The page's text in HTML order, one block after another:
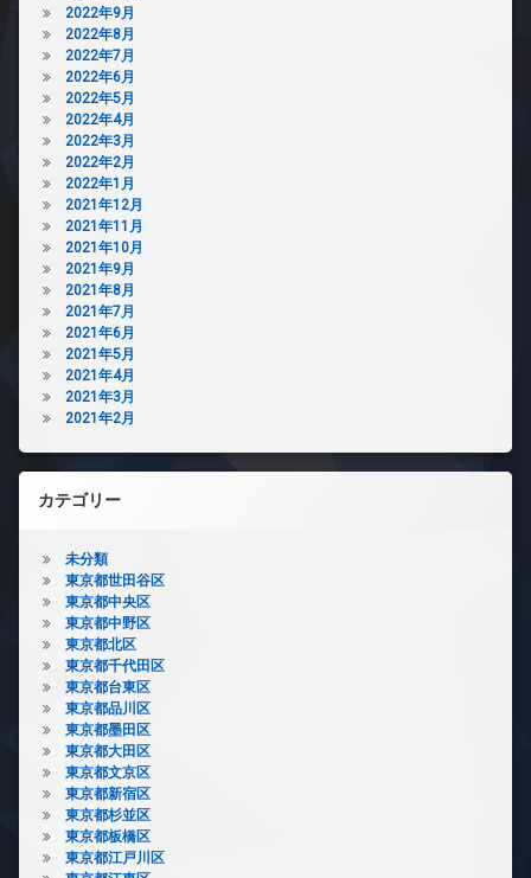
2022年9月
2022年8月
2022年7月
2022年6月
2022年5月
2022年4月
2022年3月
2022年2月
2022年1月
2021年12月
2021年11月
2021年10月
2021年9月
2021年8月
2021年7月
2021年6月
2021年5月
2021年4月
2021年3月
2021年2月
カテゴリー
未分類
東京都世田谷区
東京都中央区
東京都中野区
東京都北区
東京都千代田区
東京都台東区
東京都品川区
東京都墨田区
東京都大田区
東京都文京区
東京都新宿区
東京都杉並区
東京都板橋区
東京都江戸川区